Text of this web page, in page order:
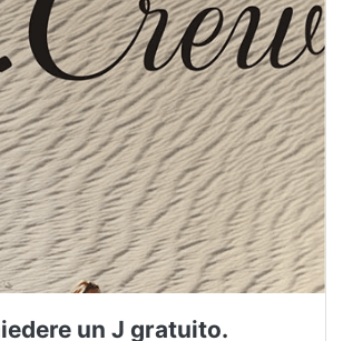
un J gratuito.